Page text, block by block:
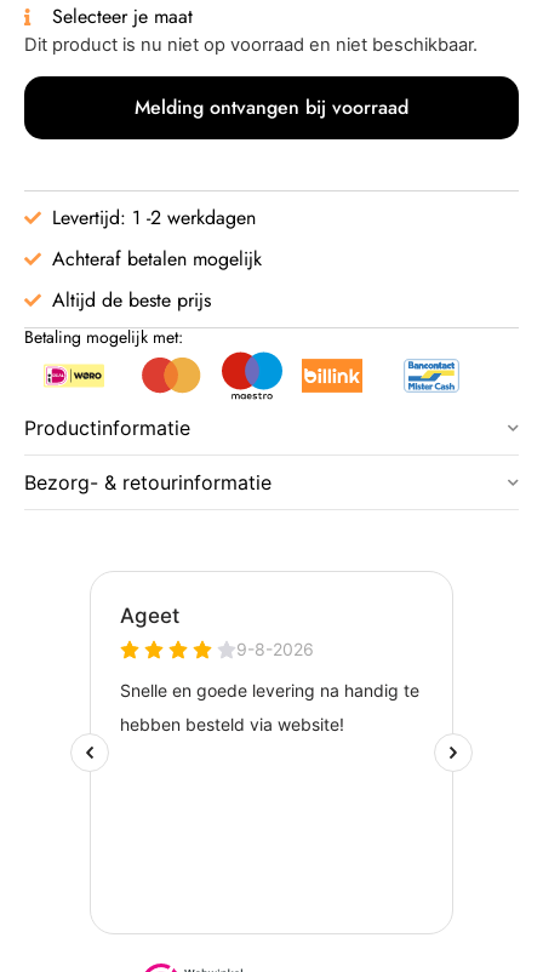
Selecteer je maat
Dit product is nu niet op voorraad en niet beschikbaar.
Melding ontvangen bij voorraad
Levertijd: 1 -2 werkdagen
Achteraf betalen mogelijk
Altijd de beste prijs
Betaling mogelijk met:
Productinformatie
Bezorg- & retourinformatie